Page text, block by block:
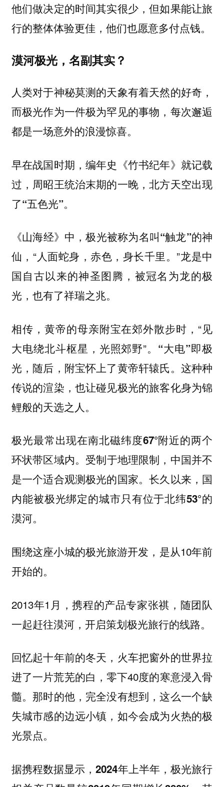
他们做决定的时间其实很少，但如果能让旅
行的整体体验更佳，他们也愿意多付点钱。
漠河极光，名副其实？
人类对于神秘莫测的天象有着天然的好奇，
而极光作为一件极为罕见的事物，每次邂逅
都是一场意外的浪漫惊喜。
早在战国时期，编年史《竹书纪年》就记载
过，周昭王统治末期的一晚，北方天空出现
了“五色光”。
《山海经》中，极光被称为名叫“触龙”的神
仙，“人面蛇身，赤色，身长千里。”龙是中
国自古以来的神圣图腾，被冠名为龙的极
光，也有了祥瑞之兆。
相传，黄帝的母亲附宝在郊外散步时，“见
大电绕北斗枢星，光照郊野”。 “大电”即极
光，随后，附宝怀上了黄帝轩辕氏。这种种
传说的渲染，也让碰见极光的旅客化身为锦
鲤般的天选之人。
极光最常出现在南北磁纬度67°附近的两个
环状带区域内。受制于地理限制，中国并不
是一个适合观测极光的国家。长久以来，国
内能被极光绑定的城市只有位于北纬53°的
漠河。
围绕这座小城的极光旅游开发，是从10年前
开始的。
2013年1月，携程的产品专家张祺，随团队
一起赶往漠河，开启策划极光旅行的线路。
回忆起十年前的冬天，火车把窗外的世界拉
进了一片荒芜的白，零下40度的寒意浸入骨
髓。那时的他，完全没有想到，这么一个缺
失城市感的边远小镇，如今会成为火热的极
光景点。
据携程数据显示，2024年上半年，极光旅行